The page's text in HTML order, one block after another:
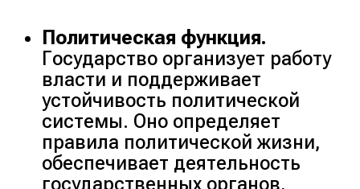
Политическая функция.
Государство организует работу
власти и поддерживает
устойчивость политической
системы. Оно определяет
правила политической жизни,
обеспечивает деятельность
государственных органов,